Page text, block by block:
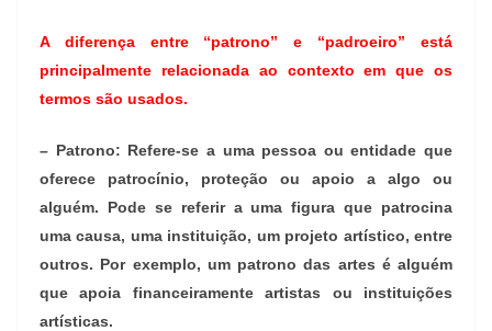
A diferença entre “patrono” e “padroeiro” está
principalmente relacionada ao contexto em que os
termos são usados.
– Patrono: Refere-se a uma pessoa ou entidade que
oferece patrocínio, proteção ou apoio a algo ou
alguém. Pode se referir a uma figura que patrocina
uma causa, uma instituição, um projeto artístico, entre
outros. Por exemplo, um patrono das artes é alguém
que apoia financeiramente artistas ou instituições
artísticas.